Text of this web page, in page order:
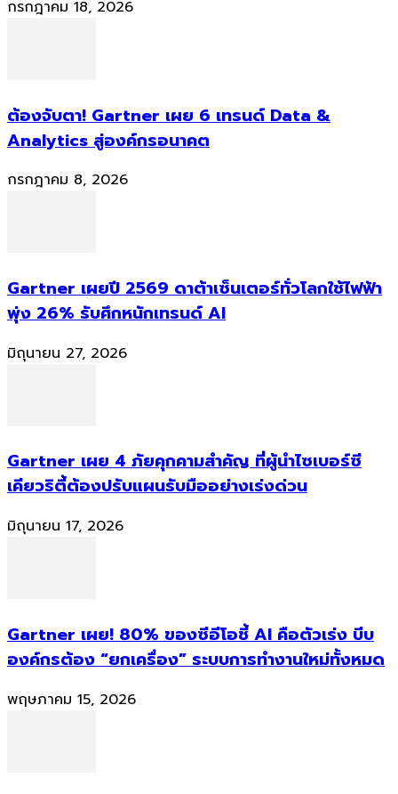
กรกฎาคม 18, 2026
ต้องจับตา! Gartner เผย 6 เทรนด์ Data &
Analytics สู่องค์กรอนาคต
กรกฎาคม 8, 2026
Gartner เผยปี 2569 ดาต้าเซ็นเตอร์ทั่วโลกใช้ไฟฟ้า
พุ่ง 26% รับศึกหนักเทรนด์ AI
มิถุนายน 27, 2026
Gartner เผย 4 ภัยคุกคามสำคัญ ที่ผู้นำไซเบอร์ซี
เคียวริตี้ต้องปรับแผนรับมืออย่างเร่งด่วน
มิถุนายน 17, 2026
Gartner เผย! 80% ของซีอีโอชี้ AI คือตัวเร่ง บีบ
องค์กรต้อง “ยกเครื่อง” ระบบการทำงานใหม่ทั้งหมด
พฤษภาคม 15, 2026